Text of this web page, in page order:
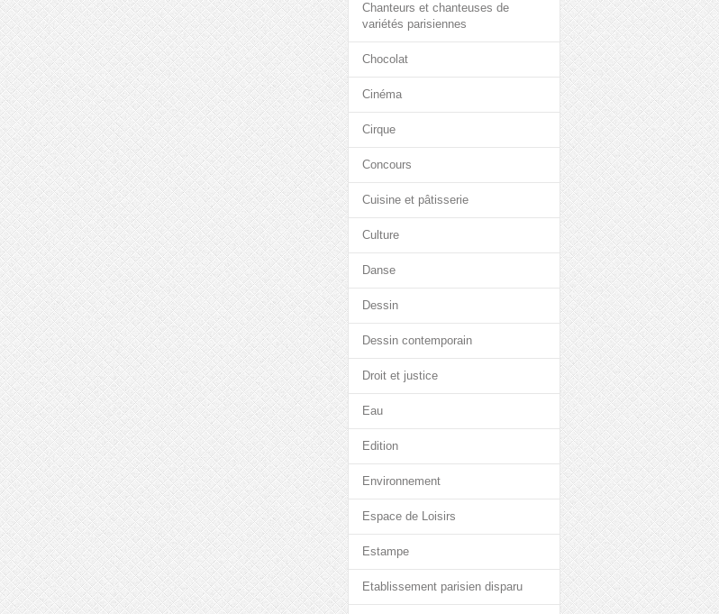
Chanteurs et chanteuses de
variétés parisiennes
Chocolat
Cinéma
Cirque
Concours
Cuisine et pâtisserie
Culture
Danse
Dessin
Dessin contemporain
Droit et justice
Eau
Edition
Environnement
Espace de Loisirs
Estampe
Etablissement parisien disparu